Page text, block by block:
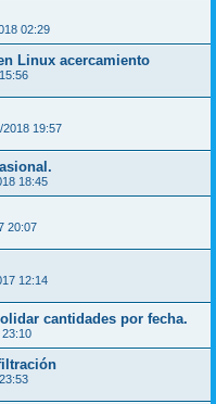
02:29
Linux acercamiento
2018 19:57
18:45
20:07
12:14
cantidades por fecha.
23:10